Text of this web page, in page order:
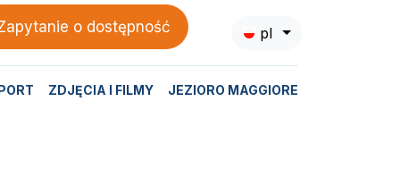
o dostępność pl
ZDJĘCIA I FILMY JEZIORO MAGGIORE